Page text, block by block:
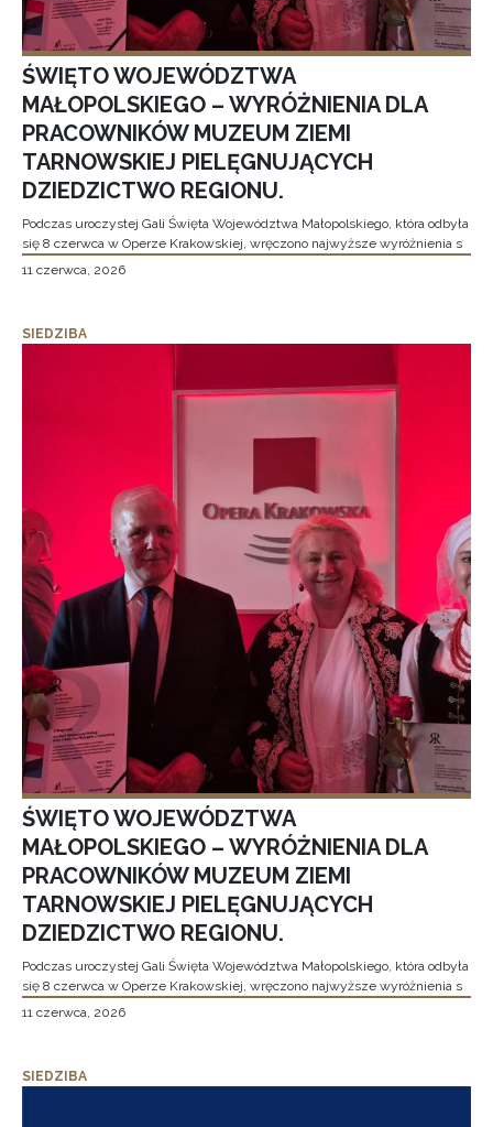
ŚWIĘTO WOJEWÓDZTWA
MAŁOPOLSKIEGO – WYRÓŻNIENIA DLA
PRACOWNIKÓW MUZEUM ZIEMI
TARNOWSKIEJ PIELĘGNUJĄCYCH
DZIEDZICTWO REGIONU.
Podczas uroczystej Gali Święta Województwa Małopolskiego, która odbyła
się 8 czerwca w Operze Krakowskiej, wręczono najwyższe wyróżnienia s
11 czerwca, 2026
SIEDZIBA
ŚWIĘTO WOJEWÓDZTWA
MAŁOPOLSKIEGO – WYRÓŻNIENIA DLA
PRACOWNIKÓW MUZEUM ZIEMI
TARNOWSKIEJ PIELĘGNUJĄCYCH
DZIEDZICTWO REGIONU.
Podczas uroczystej Gali Święta Województwa Małopolskiego, która odbyła
się 8 czerwca w Operze Krakowskiej, wręczono najwyższe wyróżnienia s
11 czerwca, 2026
SIEDZIBA